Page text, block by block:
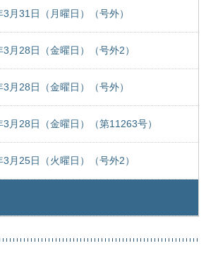
31日（月曜日）（号外）
28日（金曜日）（号外2）
28日（金曜日）（号外）
28日（金曜日）（第11263号）
25日（火曜日）（号外2）